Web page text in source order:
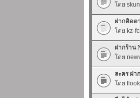
โดย
ฝากติดต
โดย kz-
ฝากร้าน
โดย
ละคร ฝา
โดย